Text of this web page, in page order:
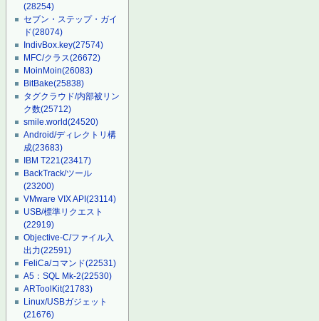
(28254)
セブン・ステップ・ガイ
ド(28074)
IndivBox.key(27574)
MFC/クラス(26672)
MoinMoin(26083)
BitBake(25838)
タグクラウド/内部被リン
ク数(25712)
smile.world(24520)
Android/ディレクトリ構
成(23683)
IBM T221(23417)
BackTrack/ツール
(23200)
VMware VIX API(23114)
USB/標準リクエスト
(22919)
Objective-C/ファイル入
出力(22591)
FeliCa/コマンド(22531)
A5：SQL Mk-2(22530)
ARToolKit(21783)
Linux/USBガジェット
(21676)